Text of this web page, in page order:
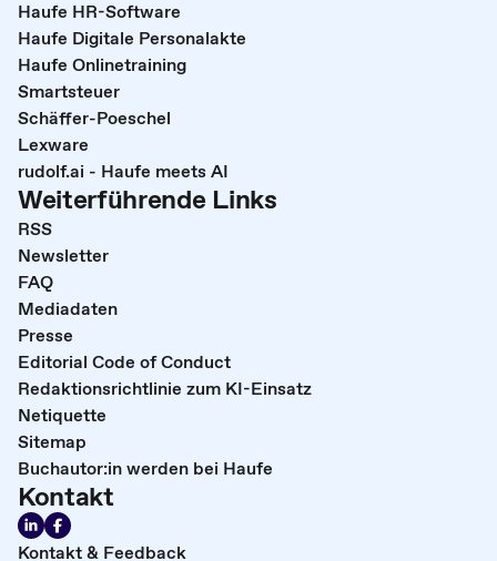
Haufe HR-Software
Haufe Digitale Personalakte
Haufe Onlinetraining
Smartsteuer
Schäffer-Poeschel
Lexware
rudolf.ai - Haufe meets AI
Weiterführende Links
RSS
Newsletter
FAQ
Mediadaten
Presse
Editorial Code of Conduct
Redaktionsrichtlinie zum KI-Einsatz
Netiquette
Sitemap
Buchautor:in werden bei Haufe
Kontakt
Kontakt & Feedback